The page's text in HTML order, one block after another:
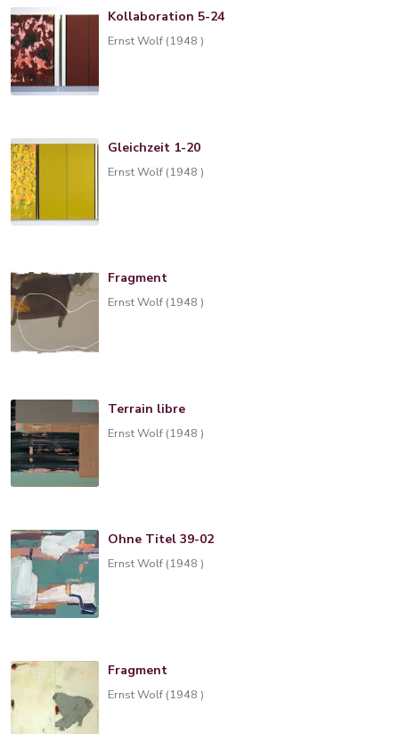
Kollaboration 5-24
Ernst Wolf (1948 )
Gleichzeit 1-20
Ernst Wolf (1948 )
Fragment
Ernst Wolf (1948 )
Terrain libre
Ernst Wolf (1948 )
Ohne Titel 39-02
Ernst Wolf (1948 )
Fragment
Ernst Wolf (1948 )